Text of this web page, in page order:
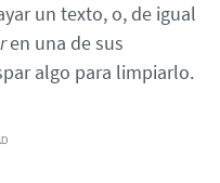
un texto, o, de igual
en una de sus
algo para limpiarlo.